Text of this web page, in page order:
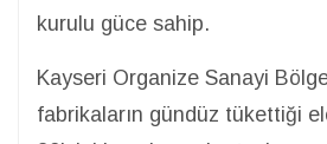
kurulu güce sahip.
Kayseri Organize Sanayi
fabrikaların gündüz tükettiği